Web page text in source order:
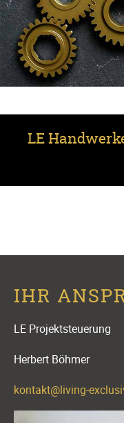
LE
IHR
LE Projektsteuerung
Herbert Böhmer